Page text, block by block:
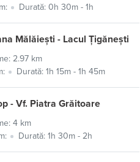
Durată: 0h 30m - 1h
Mălăiești - Lacul Țigănești
2.97 km
Durată: 1h 15m - 1h 45m
- Vf. Piatra Grăitoare
4 km
Durată: 1h 30m - 2h